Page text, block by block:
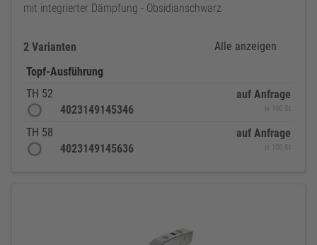
mit integrierter Dämpfung - Obsidianschwarz
2 Varianten
Alle anzeigen
Topf-Ausführung
TH 52
4023149145346
auf Anfrage
je 100 St
TH 58
4023149145636
auf Anfrage
je 100 St